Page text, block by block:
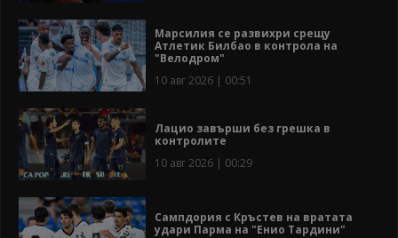
Марсилия се развихри срещу
Атлетик Билбао в контрола на
"Велодром"
10 авг 2026 | 00:51
Лацио завърши без грешка в
контролите
10 авг 2026 | 00:29
Сампдория с Кръстев на вратата
удари Парма на "Енио Тардини"